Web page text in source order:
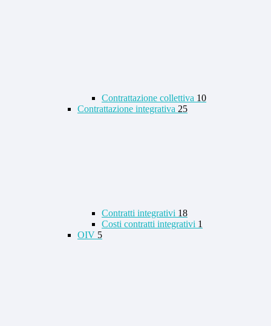
Contrattazione collettiva 10
Contrattazione integrativa 25
Contratti integrativi 18
Costi contratti integrativi 1
OIV 5